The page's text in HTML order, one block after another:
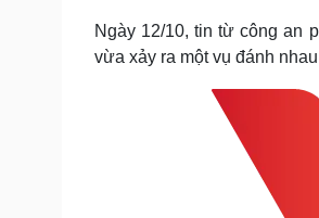
Tư vấn luật
Dinh dưỡng - món ngon
Ngày 12/10, tin từ công an
vừa xảy ra một vụ đánh